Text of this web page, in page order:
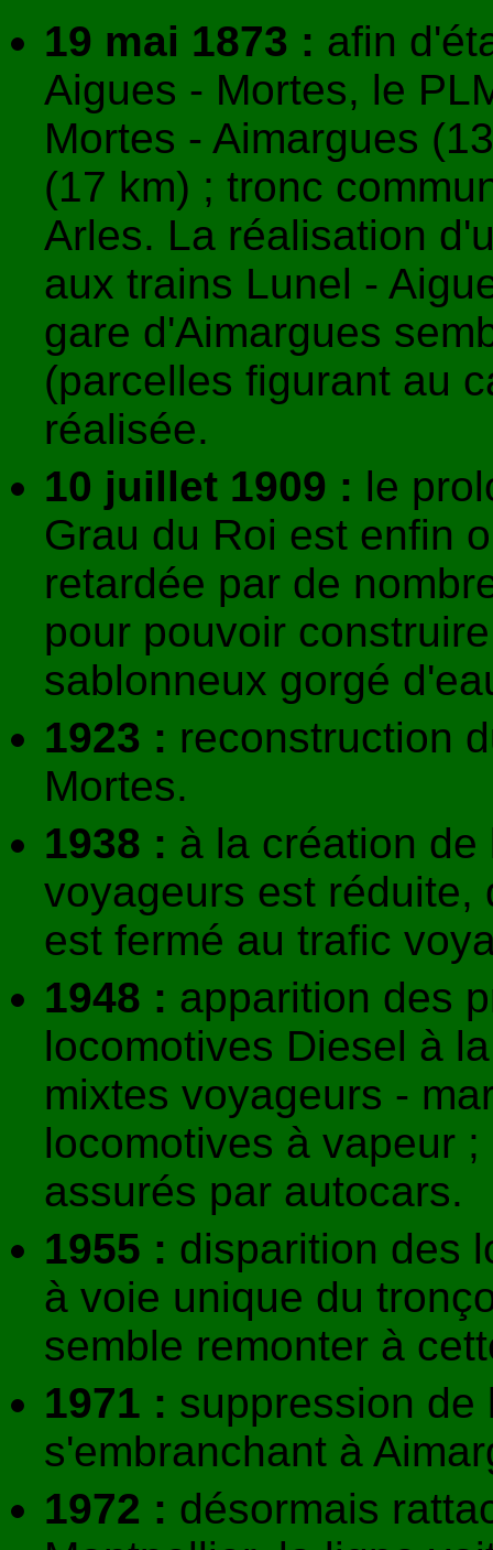
19 mai 1873 : afin
Aigues - Mortes, le
Mortes - Aimargues
(17 km) ; tronc
Arles. La réalisation
aux trains Lunel -
gare d'Aimargues
(parcelles figurant au
réalisée.
10 juillet 1909 : le
Grau du Roi est enfin
retardée par de
pour pouvoir
sablonneux gorgé
1923 : reconstruction
Mortes.
1938 : à la création de
voyageurs est réduite,
est fermé au trafic
1948 : apparition des
locomotives Diesel à
mixtes voyageurs -
locomotives à vapeur
assurés par autocars.
1955 : disparition des
à voie unique du
semble remonter à
1971 : suppression de
s'embranchant à
1972 : désormais